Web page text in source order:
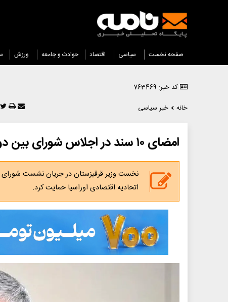
صفحه نخست سیاسی اقتصاد حوادث و جامعه ورزش
کد خبر: 763469
خانه
خبر سیاسی
امضای ۱۰ سند در اجلاس شورای بین دولتی اوراسیا
نخست وزیر قرقیزستان در جریان نشست شورای
اتحادیه اقتصادی اوراسیا حمایت کرد.